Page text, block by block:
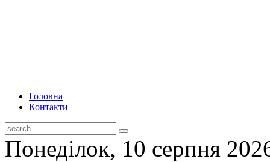
Головна
Контакти
Понеділок, 10 серпня